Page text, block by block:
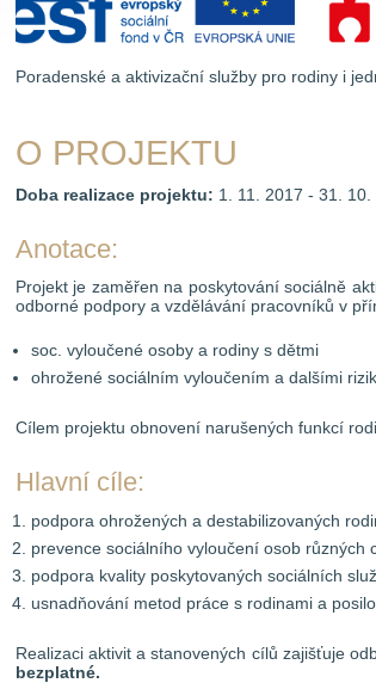
Poradenské a aktivizační služby pro rodiny i
O PROJEKTU
Doba realizace projektu: 1. 11. 2017 - 31. 10.
Anotace:
Projekt je zaměřen na poskytování sociálně
odborné podpory a vzdělávání pracovníků v
soc. vyloučené osoby a rodiny s dětmi
ohrožené sociálním vyloučením a dalšími
Cílem projektu obnovení narušených funkcí
Hlavní cíle:
podpora ohrožených a destabilizovaných
prevence sociálního vyloučení osob
podpora kvality poskytovaných sociálních
usnadňování metod práce s rodinami a
Realizaci aktivit a stanovených cílů zajišťuje
bezplatné.